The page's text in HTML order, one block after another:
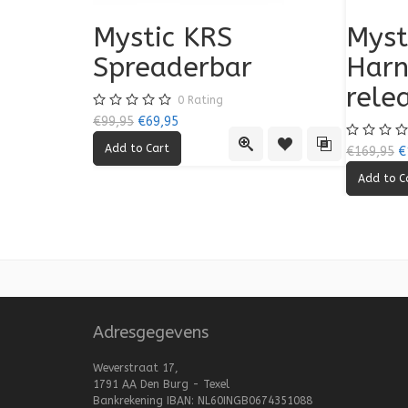
Quick ViewAdd to Wishlist
Add to
Mystic KRS
Spreaderbar
0 Rating
€99,95 €69,95
€169,95
Adresgegevens
Weverstraat 17,
1791 AA Den Burg - Texel
Bankrekening IBAN: NL60INGB0674351088